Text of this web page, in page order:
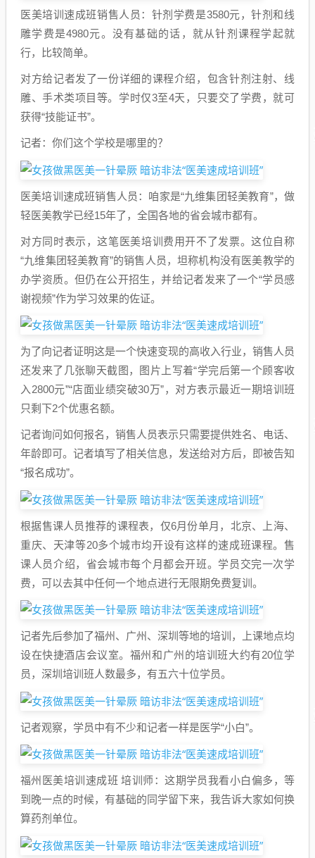
医美培训速成班销售人员：针剂学费是3580元，针剂和线
雕学费是4980元。没有基础的话，就从针剂课程学起就
行，比较简单。
对方给记者发了一份详细的课程介绍，包含针剂注射、线
雕、手术类项目等。学时仅3至4天，只要交了学费，就可
获得“技能证书”。
记者：你们这个学校是哪里的？
医美培训速成班销售人员：咱家是“九维集团轻美教育”，做
轻医美教学已经15年了，全国各地的省会城市都有。
对方同时表示，这笔医美培训费用开不了发票。这位自称
“九维集团轻美教育”的销售人员，坦称机构没有医美教学的
办学资质。但仍在公开招生，并给记者发来了一个“学员感
谢视频”作为学习效果的佐证。
为了向记者证明这是一个快速变现的高收入行业，销售人员
还发来了几张聊天截图，图片上写着“学完后第一个顾客收
入2800元”“店面业绩突破30万”，对方表示最近一期培训班
只剩下2个优惠名额。
记者询问如何报名，销售人员表示只需要提供姓名、电话、
年龄即可。记者填写了相关信息，发送给对方后，即被告知
“报名成功”。
根据售课人员推荐的课程表，仅6月份单月，北京、上海、
重庆、天津等20多个城市均开设有这样的速成班课程。售
课人员介绍，省会城市每个月都会开班。学员交完一次学
费，可以去其中任何一个地点进行无限期免费复训。
记者先后参加了福州、广州、深圳等地的培训，上课地点均
设在快捷酒店会议室。福州和广州的培训班大约有20位学
员，深圳培训班人数最多，有五六十位学员。
记者观察，学员中有不少和记者一样是医学“小白”。
福州医美培训速成班 培训师：这期学员我看小白偏多，等
到晚一点的时候，有基础的同学留下来，我告诉大家如何换
算药剂单位。